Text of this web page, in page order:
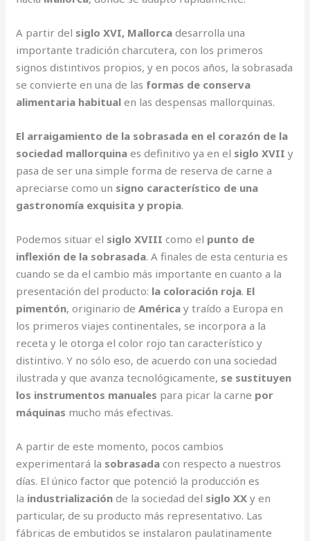
A partir del siglo XVI, Mallorcadesarrolla una
importante tradición charcutera, con los primeros
signos distintivos propios, y en pocos años, la sobrasada
se convierte en una de las formas de conserva
alimentaria habitualen las despensas mallorquinas.
El arraigamiento de la sobrasada en el corazón de la
sociedad mallorquinaes definitivo ya en el siglo XVIIy
pasa de ser una simple forma de reserva de carne a
apreciarse como un signo característico de una
gastronomía exquisita y propia.
Podemos situar el siglo XVIIIcomo el punto de
inflexión de la sobrasada. A finales de esta centuria es
cuando se da el cambio más importante en cuanto a la
presentación del producto: la coloración roja. El
pimentón, originario deAméricay traído a Europa en
los primeros viajes continentales, se incorpora a la
receta y le otorga el color rojo tan característico y
distintivo. Y no sólo eso, de acuerdo con una sociedad
ilustrada y que avanza tecnológicamente, se sustituyen
los instrumentos manuales para picar la carne por
máquinas mucho más efectivas.
A partir de este momento, pocos cambios
experimentará la sobrasadacon respecto a nuestros
días. El único factor que potenció la producción es
la industrializaciónde la sociedad del siglo XXy en
particular, de su producto más representativo. Las
fábricas de embutidos se instalaron paulatinamente